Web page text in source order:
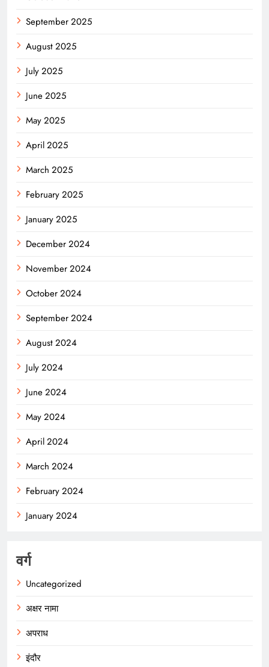
September 2025
August 2025
July 2025
June 2025
May 2025
April 2025
March 2025
February 2025
January 2025
December 2024
November 2024
October 2024
September 2024
August 2024
July 2024
June 2024
May 2024
April 2024
March 2024
February 2024
January 2024
वर्ग
Uncategorized
अक्षर नामा
अपराध
इंदौर